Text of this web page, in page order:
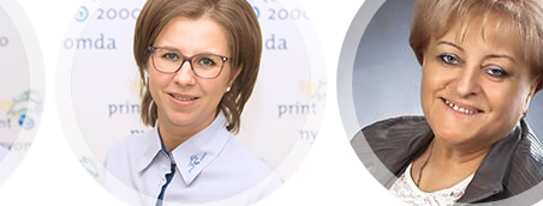
Soltész-Kovács
Emese
HR manager
+36 30 689 72 18
Szalainé Sima
Erzsébet
Főkönyvelő
+36 30 299 5377